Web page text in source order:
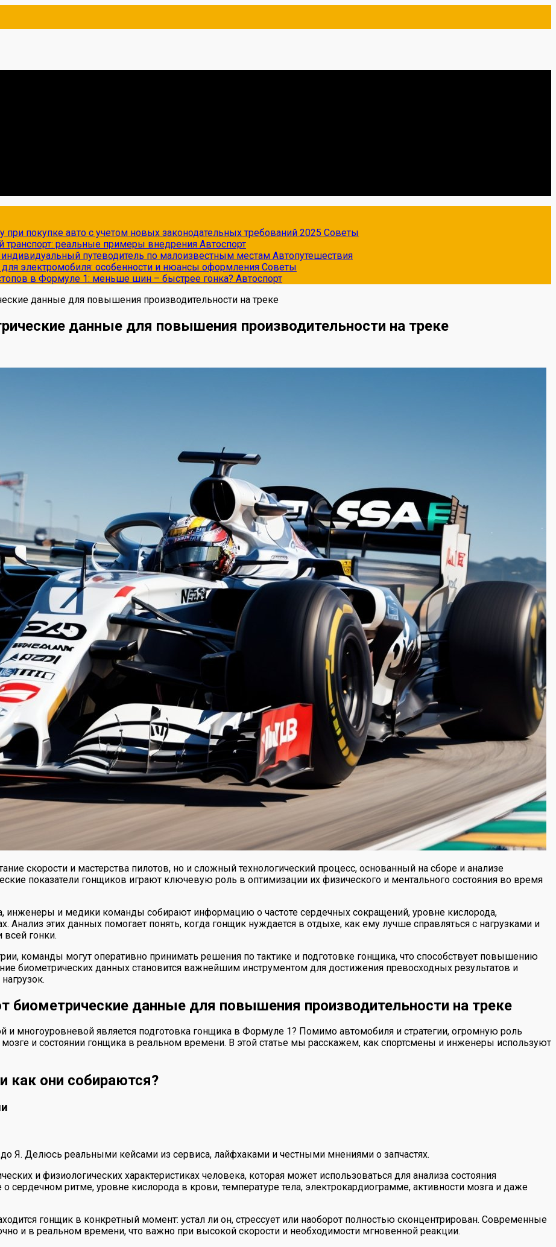
покупке авто с учетом новых законодательных требований 2025 Советы
транспорт: реальные примеры внедрения Автоспорт
путеводитель по малоизвестным местам Автопутешествия
электромобиля: особенности и нюансы оформления Советы
в Формуле 1: меньше шин – быстрее гонка? Автоспорт
данные для повышения производительности на треке
данные для повышения производительности на треке
скорости и мастерства пилотов, но и сложный технологический процесс, основанный на сборе и анализе
показатели гонщиков играют ключевую роль в оптимизации их физического и ментального состояния во время
инженеры и медики команды собирают информацию о частоте сердечных сокращений, уровне кислорода,
Анализ этих данных помогает понять, когда гонщик нуждается в отдыхе, как ему лучше справляться с нагрузками и
гонки.
команды могут оперативно принимать решения по тактике и подготовке гонщика, что способствует повышению
биометрических данных становится важнейшим инструментом для достижения превосходных результатов и
данные для повышения производительности на треке
многоуровневой является подготовка гонщика в Формуле 1? Помимо автомобиля и стратегии, огромную роль
и состоянии гонщика в реальном времени. В этой статье мы расскажем, как спортсмены и инженеры используют
как они собираются?
Я. Делюсь реальными кейсами из сервиса, лайфхаками и честными мнениями о запчастях.
и физиологических характеристиках человека, которая может использоваться для анализа состояния
ритме, уровне кислорода в крови, температуре тела, электрокардиограмме, активности мозга и даже
гонщик в конкретный момент: устал ли он, стрессует или наоборот полностью сконцентрирован. Современные
и в реальном времени, что важно при высокой скорости и необходимости мгновенной реакции.